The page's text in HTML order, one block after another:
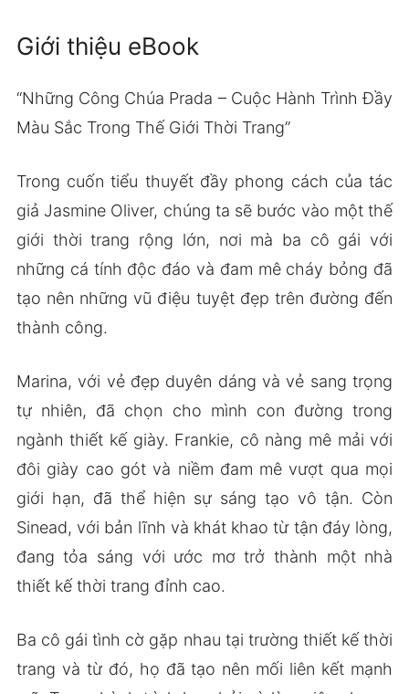
Giới thiệu eBook
“Những Công Chúa Prada – Cuộc Hành Trình Đầy
Màu Sắc Trong Thế Giới Thời Trang”
Trong cuốn tiểu thuyết đầy phong cách của tác
giả Jasmine Oliver, chúng ta sẽ bước vào một thế
giới thời trang rộng lớn, nơi mà ba cô gái với
những cá tính độc đáo và đam mê cháy bỏng đã
tạo nên những vũ điệu tuyệt đẹp trên đường đến
thành công.
Marina, với vẻ đẹp duyên dáng và vẻ sang trọng
tự nhiên, đã chọn cho mình con đường trong
ngành thiết kế giày. Frankie, cô nàng mê mải với
đôi giày cao gót và niềm đam mê vượt qua mọi
giới hạn, đã thể hiện sự sáng tạo vô tận. Còn
Sinead, với bản lĩnh và khát khao từ tận đáy lòng,
đang tỏa sáng với ước mơ trở thành một nhà
thiết kế thời trang đỉnh cao.
Ba cô gái tình cờ gặp nhau tại trường thiết kế thời
trang và từ đó, họ đã tạo nên mối liên kết mạnh